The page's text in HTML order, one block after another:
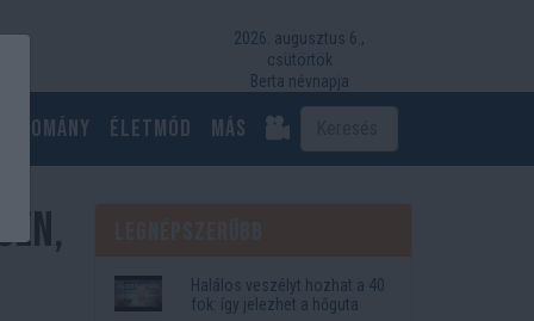
2026. augusztus 6.,
csütörtök
Berta névnapja
Életmód más
Halálos veszélyt hozhat a 40
fok: így jelezhet a hőguta